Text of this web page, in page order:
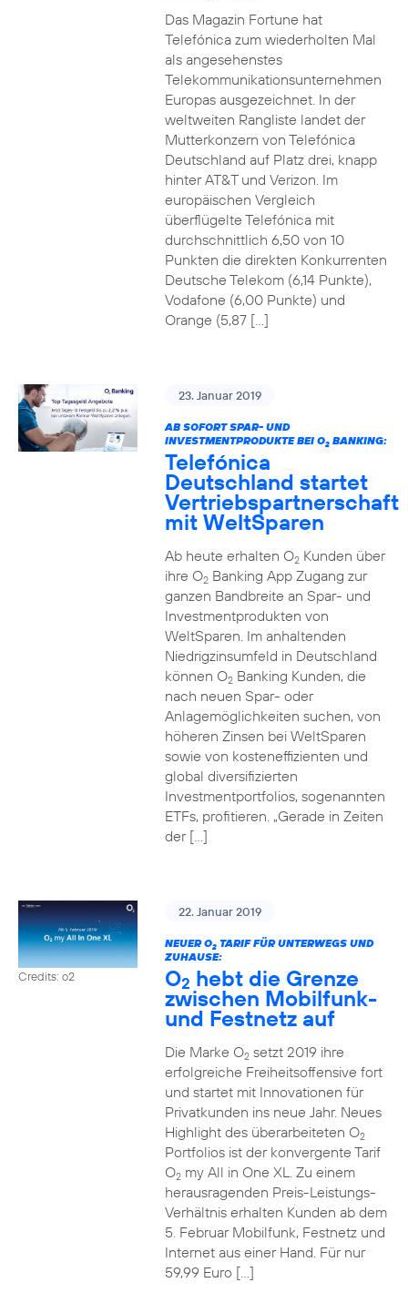
Das Magazin Fortune hat
Telefónica zum wiederholten Mal
als angesehenstes
Telekommunikationsunternehmen
Europas ausgezeichnet. In der
weltweiten Rangliste landet der
Mutterkonzern von Telefónica
Deutschland auf Platz drei, knapp
hinter AT&T und Verizon. Im
europäischen Vergleich
überflügelte Telefónica mit
durchschnittlich 6,50 von 10
Punkten die direkten Konkurrenten
Deutsche Telekom (6,14 Punkte),
Vodafone (6,00 Punkte) und
Orange (5,87 […]
23. Januar 2019
AB SOFORT SPAR- UND
INVESTMENTPRODUKTE BEI O2BANKING:
Telefónica
Deutschland startet
Vertriebspartnerschaft
mit WeltSparen
Ab heute erhalten O2Kunden über
ihre O2Banking App Zugang zur
ganzen Bandbreite an Spar- und
Investmentprodukten von
WeltSparen. Im anhaltenden
Niedrigzinsumfeld in Deutschland
können O2Banking Kunden, die
nach neuen Spar- oder
Anlagemöglichkeiten suchen, von
höheren Zinsen bei WeltSparen
sowie von kosteneffizienten und
global diversifizierten
Investmentportfolios, sogenannten
ETFs, profitieren. „Gerade in Zeiten
der […]
Credits: o2
22. Januar 2019
NEUER O2TARIF FÜR UNTERWEGS UND
ZUHAUSE:
O2 hebt die Grenze
zwischen Mobilfunk-
und Festnetz auf
Die Marke O2setzt 2019 ihre
erfolgreiche Freiheitsoffensive fort
und startet mit Innovationen für
Privatkunden ins neue Jahr. Neues
Highlight des überarbeiteten O2
Portfolios ist der konvergente Tarif
O2my All in One XL. Zu einem
herausragenden Preis-Leistungs-
Verhältnis erhalten Kunden ab dem
5. Februar Mobilfunk, Festnetz und
Internet aus einer Hand. Für nur
59,99 Euro […]